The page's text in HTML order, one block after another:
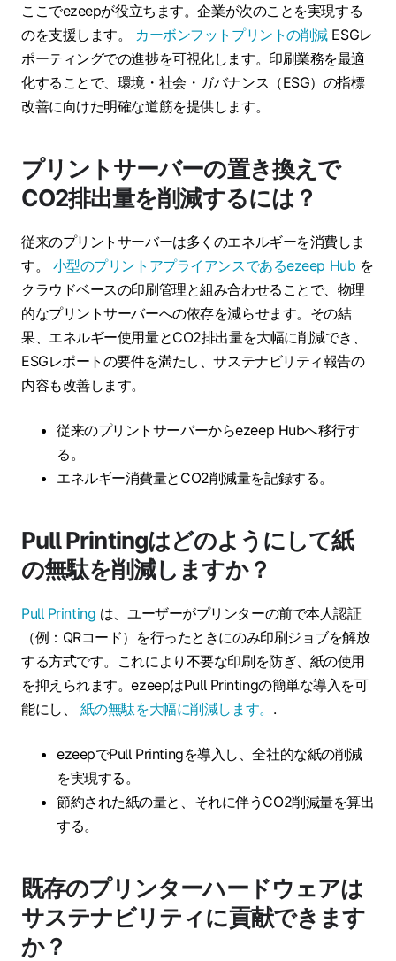
ここでezeepが役立ちます。企業が次のことを実現する
のを支援します。 カーボンフットプリントの削減ESGレ
ポーティングでの進捗を可視化します。印刷業務を最適
化することで、環境・社会・ガバナンス（ESG）の指標
改善に向けた明確な道筋を提供します。
プリントサーバーの置き換えで
CO2排出量を削減するには？
従来のプリントサーバーは多くのエネルギーを消費しま
す。 小型のプリントアプライアンスであるezeep Hub を
クラウドベースの印刷管理と組み合わせることで、物理
的なプリントサーバーへの依存を減らせます。その結
果、エネルギー使用量とCO2排出量を大幅に削減でき、
ESGレポートの要件を満たし、サステナビリティ報告の
内容も改善します。
従来のプリントサーバーからezeep Hubへ移行す
る。
エネルギー消費量とCO2削減量を記録する。
Pull Printingはどのようにして紙
の無駄を削減しますか？
Pull Printing は、ユーザーがプリンターの前で本人認証
（例：QRコード）を行ったときにのみ印刷ジョブを解放
する方式です。これにより不要な印刷を防ぎ、紙の使用
を抑えられます。ezeepはPull Printingの簡単な導入を可
能にし、 紙の無駄を大幅に削減します。 .
ezeepでPull Printingを導入し、全社的な紙の削減
を実現する。
節約された紙の量と、それに伴うCO2削減量を算出
する。
既存のプリンターハードウェアは
サステナビリティに貢献できます
か？